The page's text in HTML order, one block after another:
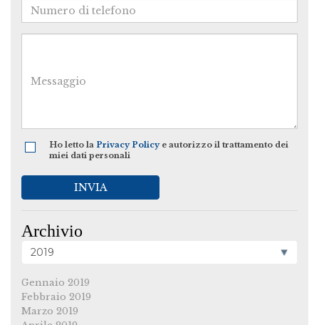
Ho letto la Privacy Policye autorizzo il trattamento dei
miei dati personali
INVIA
Archivio
Gennaio 2019
Febbraio 2019
Marzo 2019